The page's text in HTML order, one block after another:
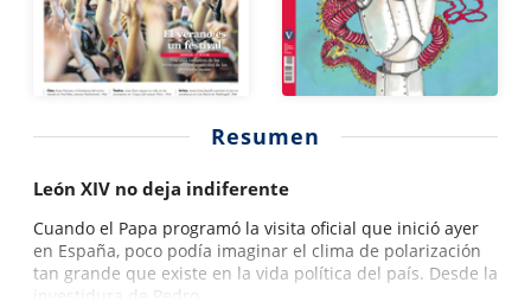
Resumen
León XIV no deja indiferente
Cuando el Papa programó la visita oficial que inició ayer
en España, poco podía imaginar el clima de polarización
tan grande que existe en la vida política del país. Desde la
investidura de Pedro...